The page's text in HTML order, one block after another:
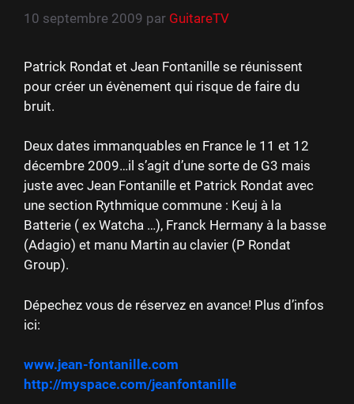
10 septembre 2009 par GuitareTV
Patrick Rondat et Jean Fontanille se réunissent
pour créer un évènement qui risque de faire du
bruit.
Deux dates immanquables en France le 11 et 12
décembre 2009…il s’agit d’une sorte de G3 mais
juste avec Jean Fontanille et Patrick Rondat avec
une section Rythmique commune : Keuj à la
Batterie ( ex Watcha …), Franck Hermany à la basse
(Adagio) et manu Martin au clavier (P Rondat
Group).
Dépechez vous de réservez en avance! Plus d’infos
ici:
www.jean-fontanille.com
http://myspace.com/jeanfontanille